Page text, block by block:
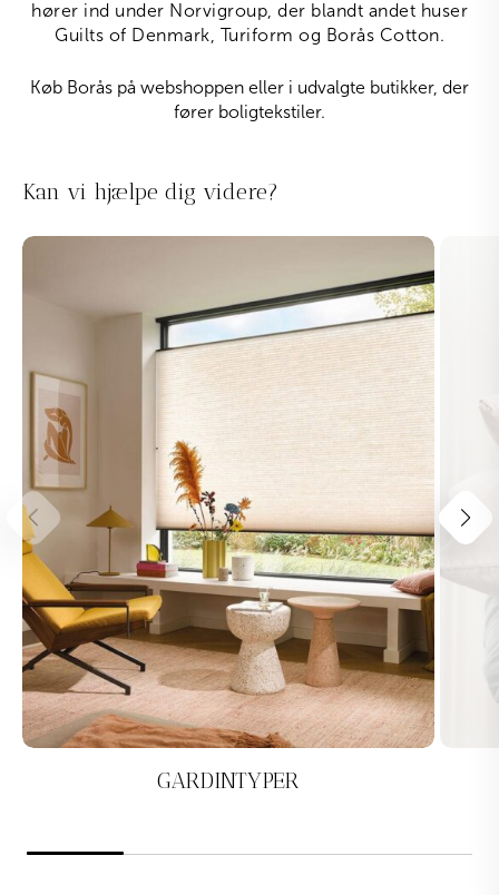
hører ind under Norvigroup, der blandt andet huser
Guilts of Denmark, Turiform og Borås Cotton.
Køb Borås på webshoppen eller i udvalgte butikker, der
fører boligtekstiler.
Kan vi hjælpe dig videre?
GARDINTYPER